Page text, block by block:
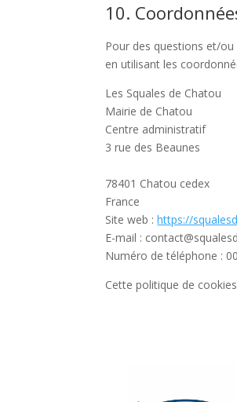
10.
Pour des questions et/
en utilisant les
Les Squales de Chatou
Mairie de Chatou
Centre administratif
3 rue des Beaunes
78401 Chatou cedex
France
Site web :https://
E-mail : contact@
Numéro de téléphone :
Cette politique de